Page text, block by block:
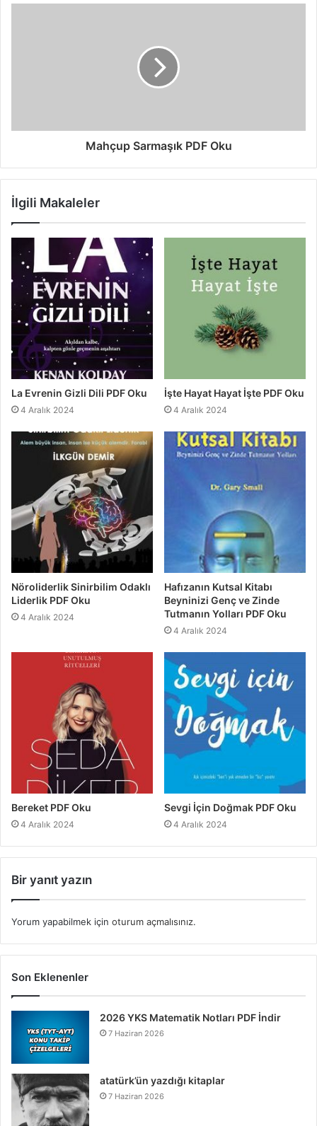
Mahçup Sarmaşık PDF Oku
İlgili Makaleler
La Evrenin Gizli Dili PDF Oku
4 Aralık 2024
İşte Hayat Hayat İşte PDF Oku
4 Aralık 2024
Nöroliderlik Sinirbilim Odaklı
Liderlik PDF Oku
4 Aralık 2024
Hafızanın Kutsal Kitabı
Beyninizi Genç ve Zinde
Tutmanın Yolları PDF Oku
4 Aralık 2024
Bereket PDF Oku
4 Aralık 2024
Sevgi İçin Doğmak PDF Oku
4 Aralık 2024
Bir yanıt yazın
Yorum yapabilmek için oturum açmalısınız.
Son Eklenenler
2026 YKS Matematik Notları PDF İndir
7 Haziran 2026
atatürk’ün yazdığı kitaplar
7 Haziran 2026